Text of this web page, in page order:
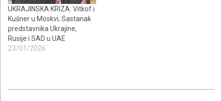
UKRAJINSKA KRIZA: Vitkof i
Kušner u Moskvi; Sastanak
predstavnika Ukrajine,
Rusije i SAD u UAE
23/01/2026